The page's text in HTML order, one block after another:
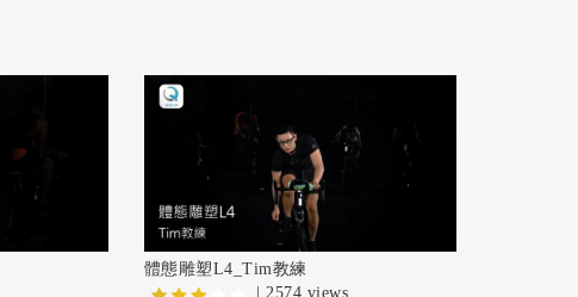
體態雕塑L4_Tim教練
| 2574 views